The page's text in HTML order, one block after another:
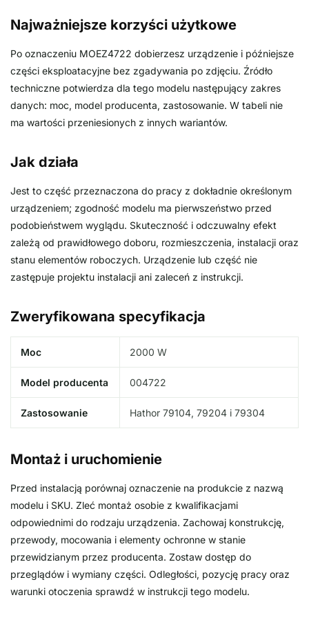
Najważniejsze korzyści użytkowe
Po oznaczeniu MOEZ4722 dobierzesz urządzenie i późniejsze
części eksploatacyjne bez zgadywania po zdjęciu. Źródło
techniczne potwierdza dla tego modelu następujący zakres
danych: moc, model producenta, zastosowanie. W tabeli nie
ma wartości przeniesionych z innych wariantów.
Jak działa
Jest to część przeznaczona do pracy z dokładnie określonym
urządzeniem; zgodność modelu ma pierwszeństwo przed
podobieństwem wyglądu. Skuteczność i odczuwalny efekt
zależą od prawidłowego doboru, rozmieszczenia, instalacji oraz
stanu elementów roboczych. Urządzenie lub część nie
zastępuje projektu instalacji ani zaleceń z instrukcji.
Zweryfikowana specyfikacja
Moc 2000 W
Model producenta 004722
Zastosowanie Hathor 79104, 79204 i 79304
Montaż i uruchomienie
Przed instalacją porównaj oznaczenie na produkcie z nazwą
modelu i SKU. Zleć montaż osobie z kwalifikacjami
odpowiednimi do rodzaju urządzenia. Zachowaj konstrukcję,
przewody, mocowania i elementy ochronne w stanie
przewidzianym przez producenta. Zostaw dostęp do
przeglądów i wymiany części. Odległości, pozycję pracy oraz
warunki otoczenia sprawdź w instrukcji tego modelu.